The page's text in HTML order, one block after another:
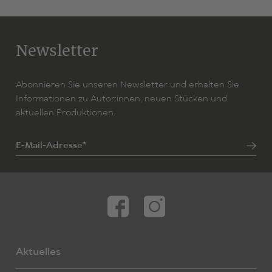
Newsletter
Abonnieren Sie unseren Newsletter und erhalten Sie
Informationen zu Autor:innen, neuen Stücken und
aktuellen Produktionen.
E-Mail-Adresse*
Aktuelles